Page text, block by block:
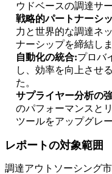
ウドベースの調達サ
戦略的パートナーシ
力と世界的な調達ネ
ナーシップを締結しま
自動化の統合:プロバ
し、効率を向上させ
た。
サプライヤー分析の
のパフォーマンスと
ツールをアップグレ
レポートの対象範囲
調達アウトソーシング